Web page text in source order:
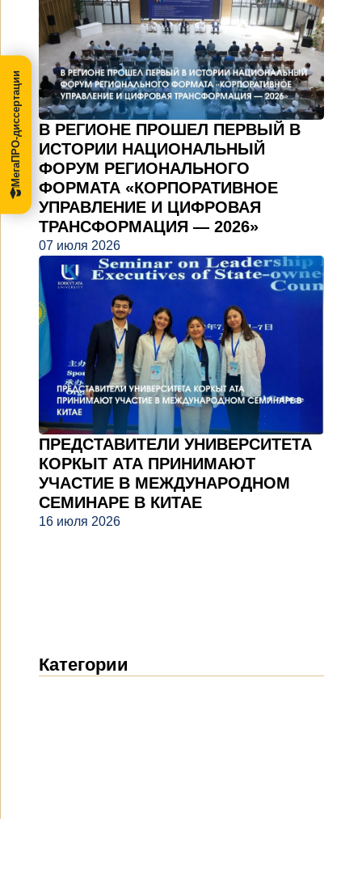
В РЕГИОНЕ ПРОШЕЛ ПЕРВЫЙ В
ИСТОРИИ НАЦИОНАЛЬНЫЙ
ФОРУМ РЕГИОНАЛЬНОГО
ФОРМАТА «КОРПОРАТИВНОЕ
УПРАВЛЕНИЕ И ЦИФРОВАЯ
ТРАНСФОРМАЦИЯ — 2026»
07 июля 2026
ПРЕДСТАВИТЕЛИ УНИВЕРСИТЕТА
КОРКЫТ АТА ПРИНИМАЮТ
УЧАСТИЕ В МЕЖДУНАРОДНОМ
СЕМИНАРЕ В КИТАЕ
16 июля 2026
Категории
МегаПРО-диссертации